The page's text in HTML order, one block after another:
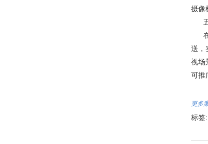
摄像
送，
视场
可推
更多
标签: